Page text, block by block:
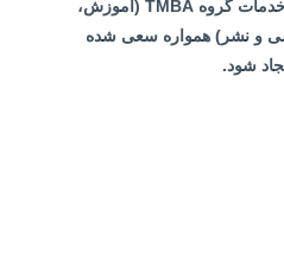
خدمات گروهTMBA (آموزش،
و نشر) همواره سعی شده
شود.